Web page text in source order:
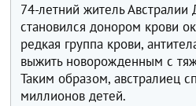
74-летний житель
становился донором крови
редкая группа крови,
выжить новорожденным с
Таким образом, австралиец
миллионов детей.